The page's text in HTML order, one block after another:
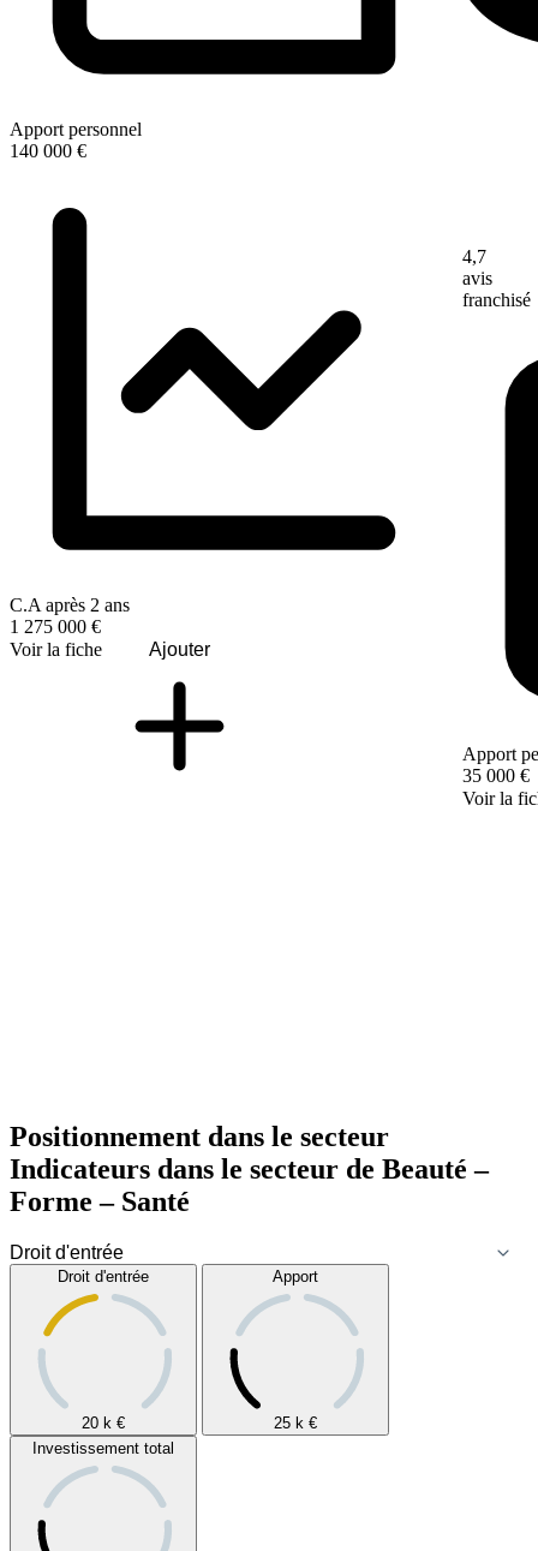
Apport personnel
140 000 €
C.A après 2 ans
1 275 000 €
Voir la fiche
Ajouter
4,7
avis
franchisé
Apport
35 000 €
Voir la
Positionnement dans le secteur
Indicateurs dans le secteur de Beauté –
Forme – Santé
Droit d'entrée
20 k €
Apport
25 k €
Investissement total